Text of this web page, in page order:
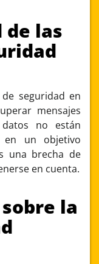
las
seguridad en
mensajes
no están
en un objetivo
una brecha de
en cuenta.
la